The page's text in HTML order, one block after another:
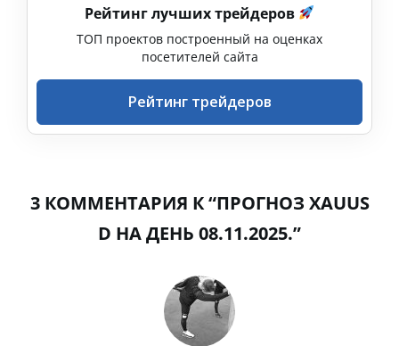
Рейтинг лучших трейдеров
ТОП проектов построенный на оценках
посетителей сайта
Рейтинг трейдеров
3 КОММЕНТАРИЯ К “ПРОГНОЗ XAUUS
D НА ДЕНЬ 08.11.2025.”